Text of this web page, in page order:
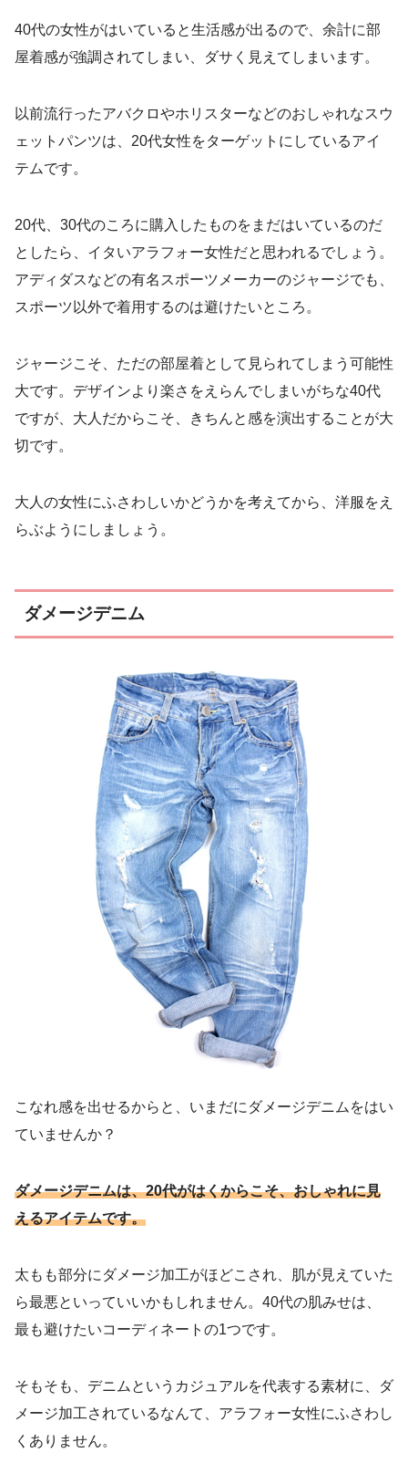
40代の女性がはいていると生活感が出るので、余計に部
屋着感が強調されてしまい、ダサく見えてしまいます。
以前流行ったアバクロやホリスターなどのおしゃれなスウ
ェットパンツは、20代女性をターゲットにしているアイ
テムです。
20代、30代のころに購入したものをまだはいているのだ
としたら、イタいアラフォー女性だと思われるでしょう。
アディダスなどの有名スポーツメーカーのジャージでも、
スポーツ以外で着用するのは避けたいところ。
ジャージこそ、ただの部屋着として見られてしまう可能性
大です。デザインより楽さをえらんでしまいがちな40代
ですが、大人だからこそ、きちんと感を演出することが大
切です。
大人の女性にふさわしいかどうかを考えてから、洋服をえ
らぶようにしましょう。
ダメージデニム
こなれ感を出せるからと、いまだにダメージデニムをはい
ていませんか？
ダメージデニムは、20代がはくからこそ、おしゃれに見
えるアイテムです。
太もも部分にダメージ加工がほどこされ、肌が見えていた
ら最悪といっていいかもしれません。40代の肌みせは、
最も避けたいコーディネートの1つです。
そもそも、デニムというカジュアルを代表する素材に、ダ
メージ加工されているなんて、アラフォー女性にふさわし
くありません。